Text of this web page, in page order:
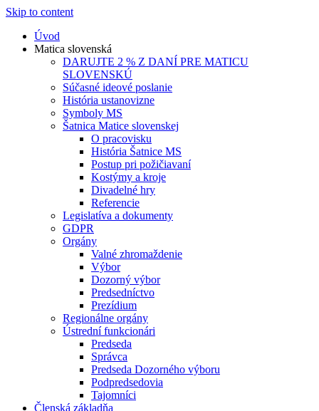
Skip to content
Úvod
Matica slovenská
DARUJTE 2 % Z DANÍ PRE MATICU
SLOVENSKÚ
Súčasné ideové poslanie
História ustanovizne
Symboly MS
Šatnica Matice slovenskej
O pracovisku
História Šatnice MS
Postup pri požičiavaní
Kostýmy a kroje
Divadelné hry
Referencie
Legislatíva a dokumenty
GDPR
Orgány
Valné zhromaždenie
Výbor
Dozorný výbor
Predsedníctvo
Prezídium
Regionálne orgány
Ústrední funkcionári
Predseda
Správca
Predseda Dozorného výboru
Podpredsedovia
Tajomníci
Členská základňa